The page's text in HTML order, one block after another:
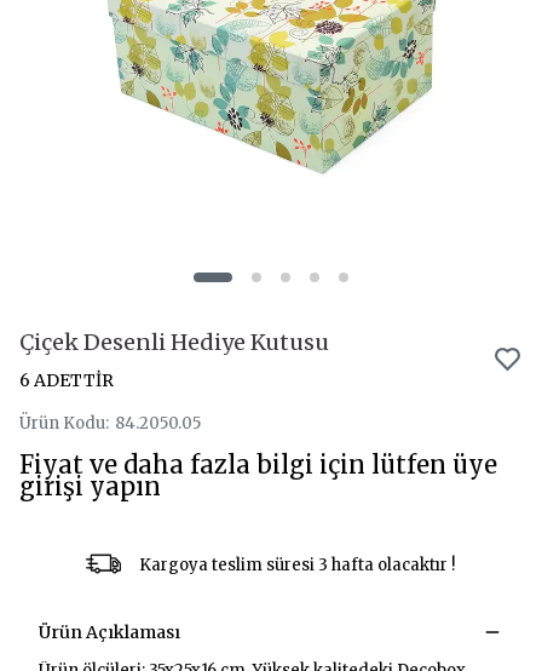
Çiçek Desenli Hediye Kutusu
6 ADETTİR
Ürün Kodu: 84.2050.05
Fiyat ve daha fazla bilgi için lütfen üye
girişi yapın
Kargoya teslim süresi 3 hafta olacaktır !
Ürün Açıklaması